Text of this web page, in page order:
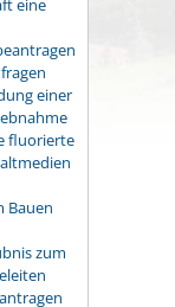
eine
einer
fluorierte
Bauen
zum